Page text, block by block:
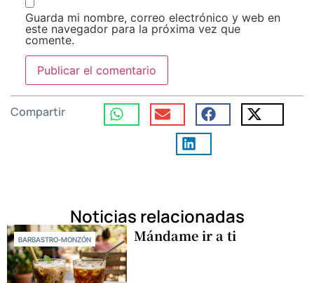
Guarda mi nombre, correo electrónico y web en
este navegador para la próxima vez que
comente.
Compartir
Noticias relacionadas
BARBASTRO-MONZÓN Mándame ir a ti